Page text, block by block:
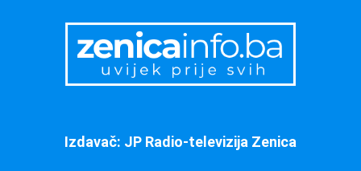
Izdavač: JP Radio-televizija Zenica